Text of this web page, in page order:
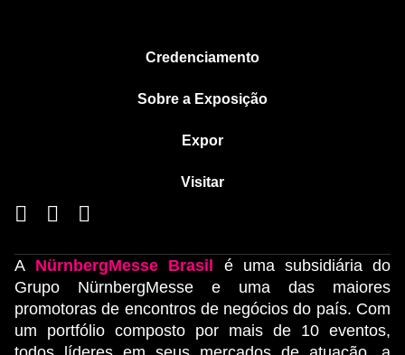
Credenciamento
Sobre a Exposição
Expor
Visitar
A NürnbergMesse Brasil
é uma subsidiária do
Grupo NürnbergMesse e uma das maiores
promotoras de encontros de negócios do país. Com
um portfólio composto por mais de 10 eventos,